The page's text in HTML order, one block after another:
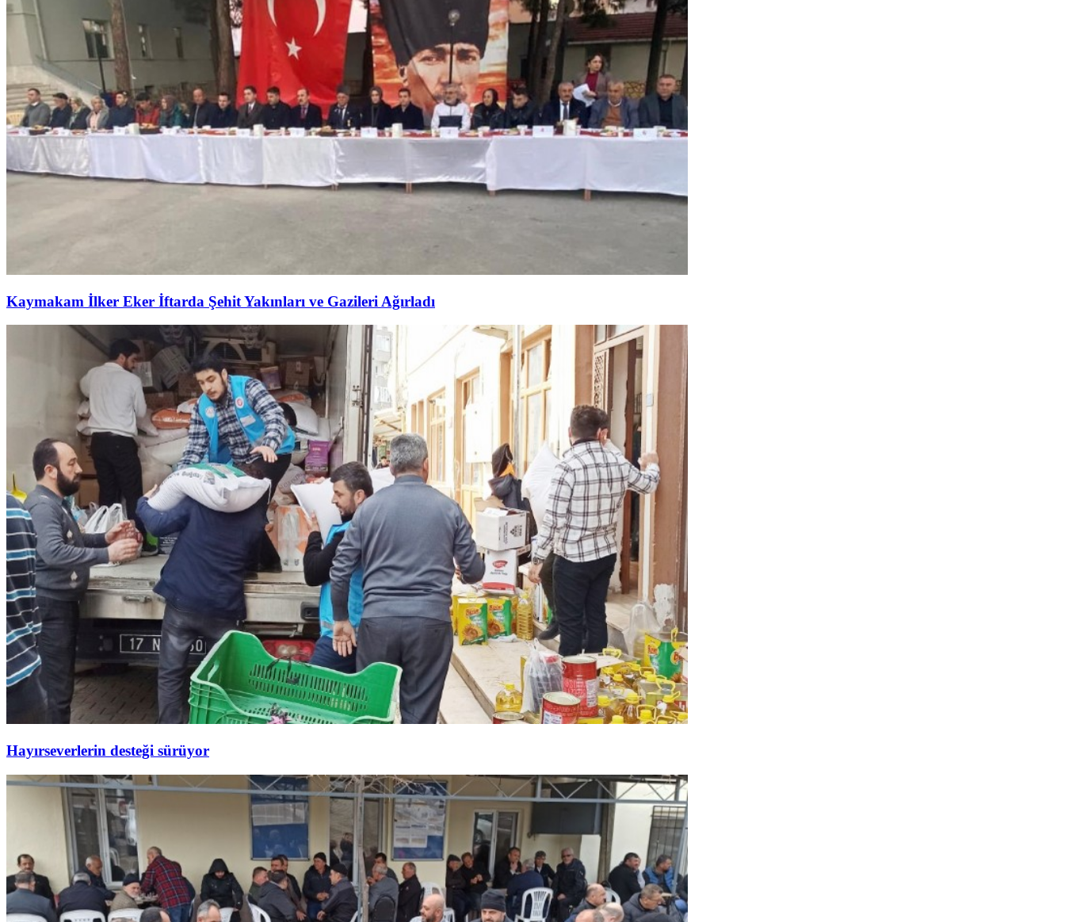
Kaymakam İlker Eker İftarda Şehit Yakınları ve Gazileri Ağırladı
Hayırseverlerin desteği sürüyor